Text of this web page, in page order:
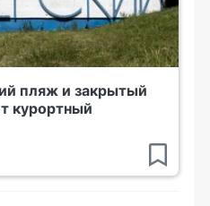
пляж и закрытый
курортный